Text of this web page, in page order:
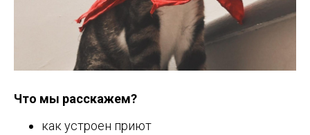
Что мы расскажем?
как устроен приют